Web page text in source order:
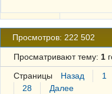
Просмотров: 222 502
Просматривают тему: 1
Страницы Назад 1
28
Далее